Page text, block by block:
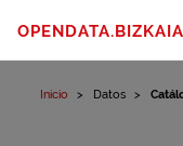
Inicio Datos